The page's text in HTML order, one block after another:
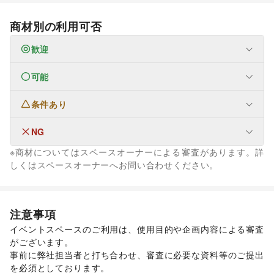
商材別の利用可否
歓迎
なし可能
ファッション
ユニセックス
/ジュエリー・アクセサリー/メガネ・アイウェア/ 腕時計/
靴/バッグ・革小物/ファッション雑貨/ 和服・着物
軽食・ホットスナック
ワイン・洋酒/日本酒・焼酎・地酒/食材・調味料/
物産展・マルシェ
野菜・果物・生鮮食品/その他フード・飲食
インテリア・生活雑貨
条件あり
なしNG
生活サービス
ウォーターサーバー
※商材についてはスペースオーナーによる審査があります。詳
しくはスペースオーナーへお問い合わせください。
注意事項
イベントスペースのご利用は、使用目的や企画内容による審査
がございます。
事前に弊社担当者と打ち合わせ、審査に必要な資料等のご提出
を必須としております。